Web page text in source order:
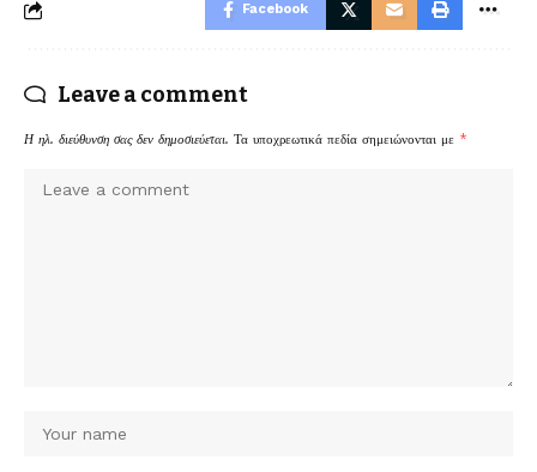
Facebook
Leave a comment
Η ηλ. διεύθυνση σας δεν δημοσιεύεται. Τα υποχρεωτικά πεδία σημειώνονται με *